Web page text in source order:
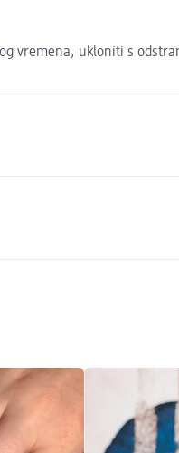
vremena, ukloniti s